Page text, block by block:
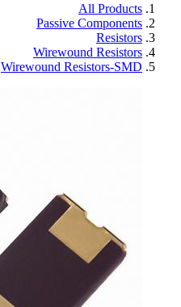
All Products
Passive Components
Resistors
Wirewound Resistors
Wirewound Resistors-SMD